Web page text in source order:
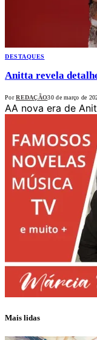
DESTAQUES
Anitta revela
Por REDAÇÃO30 de março de
AA nova era de
Mais lidas